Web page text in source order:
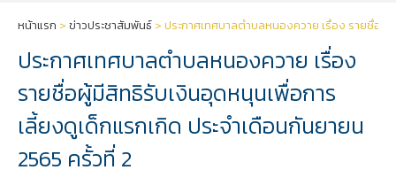
หน้าแรก > ข่าวประชาสัมพันธ์ > ประกาศเทศบาลตำบลหนองควาย เรื่อง รายชื่อ
ประกาศเทศบาลตำบลหนองควาย เรื่อง
รายชื่อผู้มีสิทธิรับเงินอุดหนุนเพื่อการ
เลี้ยงดูเด็กแรกเกิด ประจำเดือนกันยายน
2565 ครั้วที่ 2